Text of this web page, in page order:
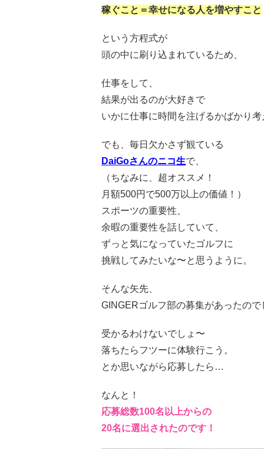
稼ぐこと＝幸せになる人を増やすこと
という方程式が
頭の中に刷り込まれているため、
仕事をして、
結果が出るのが大好きで
いかに仕事に時間を注げるかばかり
でも、毎日欠かさず観ている
DaiGoさんのニコ生で、
（ちなみに、超オススメ！
月額500円で500万以上の価値！）
スポーツの重要性、
余暇の重要性を話していて、
ずっと気になっていたゴルフに
挑戦してみたいな〜と思うように。
そんな矢先、
GINGERゴルフ部の募集があったので
受かるわけないでしょ〜
落ちたらフツーに体験行こう。
とか思いながら応募したら…
なんと！
応募総数100名以上からの
20名に選出されたのです！